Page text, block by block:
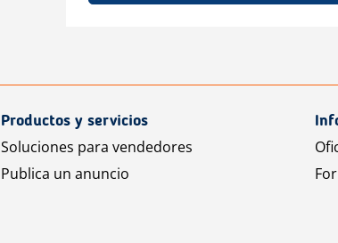
Productos y servicios
Soluciones para vendedores
Publica un anuncio